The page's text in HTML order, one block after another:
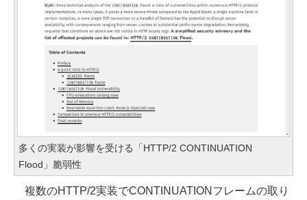
多くの実装が影響を受ける「HTTP/2 CONTINUATION
Flood」脆弱性
複数のHTTP/2実装でCONTINUATIONフレームの取り